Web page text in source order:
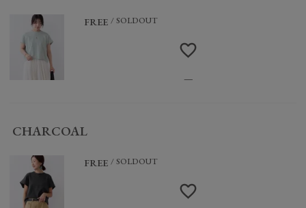
FREE SOLDOUT
—
CHARCOAL
FREE SOLDOUT